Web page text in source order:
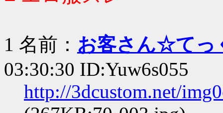
1 名前： お客さん☆てっ
03:30:30 ID:Yuw6s055
http://3dcustom.net/